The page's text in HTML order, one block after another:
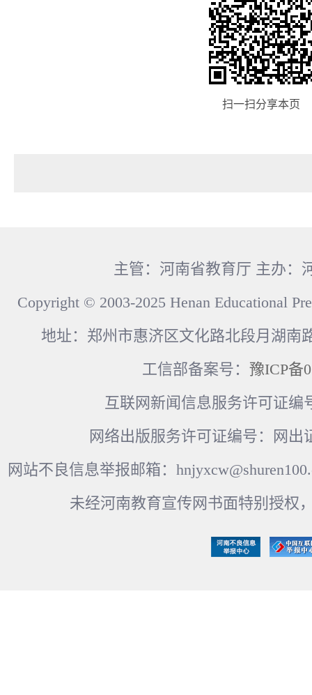
扫一扫分享本页
主管：河南省教育厅 主办：
Copyright © 2003-2025 Henan Educational
地址：郑州市惠济区文化路北段月湖南
工信部备案号： 豫ICP备
互联网新闻信息服务许可证编
网络出版服务许可证编号：网出
网站不良信息举报邮箱：
未经河南教育宣传网书面特别授权